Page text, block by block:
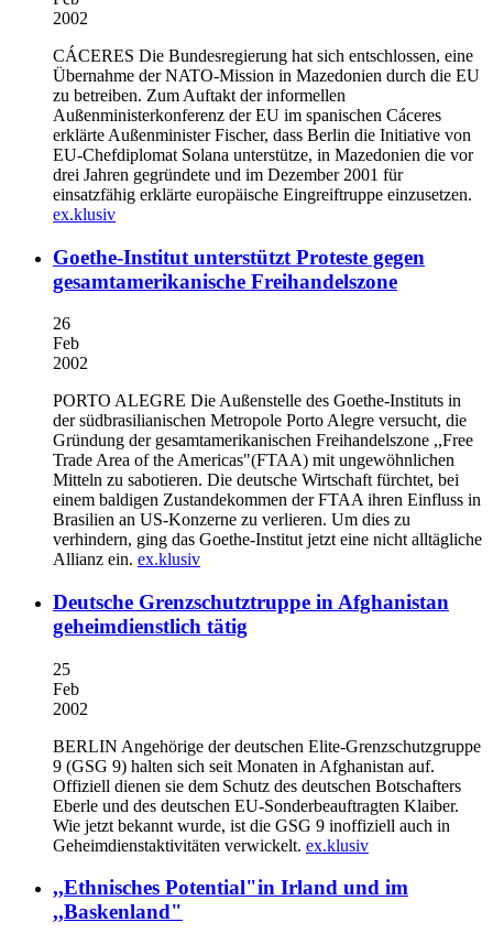
2002
CÁCERES Die Bundesregierung hat sich entschlossen, eine
Übernahme der NATO-Mission in Mazedonien durch die EU
zu betreiben. Zum Auftakt der informellen
Außenministerkonferenz der EU im spanischen Cáceres
erklärte Außenminister Fischer, dass Berlin die Initiative von
EU-Chefdiplomat Solana unterstütze, in Mazedonien die vor
drei Jahren gegründete und im Dezember 2001 für
einsatzfähig erklärte europäische Eingreiftruppe einzusetzen.
ex.klusiv
Goethe-Institut unterstützt Proteste gegen
gesamtamerikanische Freihandelszone
26
Feb
2002
PORTO ALEGRE Die Außenstelle des Goethe-Instituts in
der südbrasilianischen Metropole Porto Alegre versucht, die
Gründung der gesamtamerikanischen Freihandelszone ,,Free
Trade Area of the Americas"(FTAA) mit ungewöhnlichen
Mitteln zu sabotieren. Die deutsche Wirtschaft fürchtet, bei
einem baldigen Zustandekommen der FTAA ihren Einfluss in
Brasilien an US-Konzerne zu verlieren. Um dies zu
verhindern, ging das Goethe-Institut jetzt eine nicht alltägliche
Allianz ein. ex.klusiv
Deutsche Grenzschutztruppe in Afghanistan
geheimdienstlich tätig
25
Feb
2002
BERLIN Angehörige der deutschen Elite-Grenzschutzgruppe
9 (GSG 9) halten sich seit Monaten in Afghanistan auf.
Offiziell dienen sie dem Schutz des deutschen Botschafters
Eberle und des deutschen EU-Sonderbeauftragten Klaiber.
Wie jetzt bekannt wurde, ist die GSG 9 inoffiziell auch in
Geheimdienstaktivitäten verwickelt. ex.klusiv
,,Ethnisches Potential"in Irland und im
,,Baskenland"